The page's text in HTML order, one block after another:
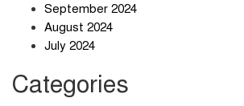
September 2024
August 2024
July 2024
Categories